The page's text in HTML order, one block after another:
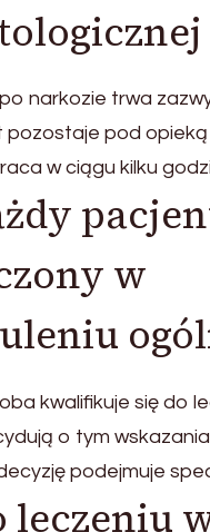
narkozie trwa
pod opieką
w ciągu kilku
w
kwalifikuje się do
o tym
podejmuje
leczeniu